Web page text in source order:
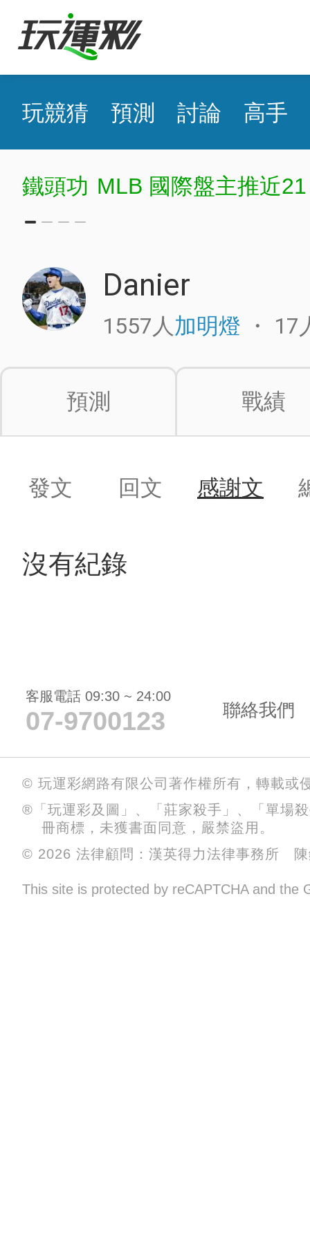
玩競猜 預測 討論 高手
鐵頭功 MLB 國際盤主推近
Danier
1557人加明燈 ・ 17
預測 戰績
發文 回文 感謝文
沒有紀錄
客服電話 09:30 ~ 24:00
07-9700123 聯絡我們
© 玩運彩網路有限公司著作權所有，轉載或
®「玩運彩及圖」、「莊家殺手」、「單場
冊商標，未獲書面同意，嚴禁盜用。
© 2026 法律顧問：漢英得力法律事務所 陳
This site is protected by reCAPTCHA and the